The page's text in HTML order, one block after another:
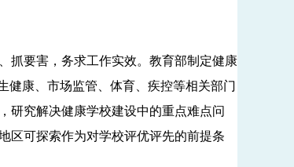
要害，务求工作实效。教育部制定健康
健康、市场监管、体育、疾控等相关部门
研究解决健康学校建设中的重点难点问
区可探索作为对学校评优评先的前提条